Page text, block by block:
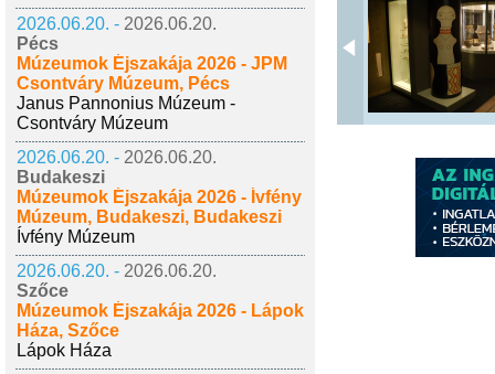
2026.06.20. - 2026.06.20.
Pécs
Múzeumok Éjszakája 2026 - JPM
Csontváry Múzeum, Pécs
Janus Pannonius Múzeum -
Csontváry Múzeum
2026.06.20. - 2026.06.20.
Budakeszi
Múzeumok Éjszakája 2026 - Ívfény
Múzeum, Budakeszi, Budakeszi
Ívfény Múzeum
2026.06.20. - 2026.06.20.
Szőce
Múzeumok Éjszakája 2026 - Lápok
Háza, Szőce
Lápok Háza